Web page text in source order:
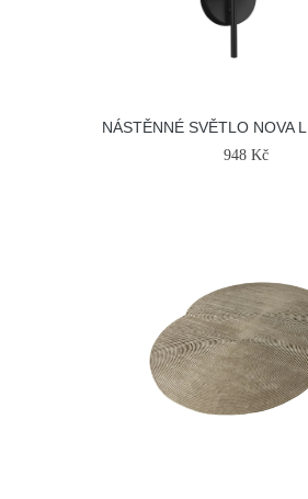
NÁSTĚNNÉ SVĚTLO NOVA
948 Kč